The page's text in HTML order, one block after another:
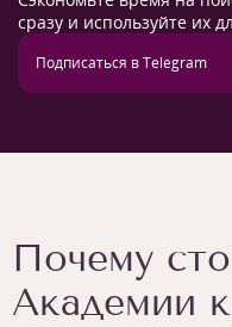
сразу и используйте их
Подписаться в Telegram
Почему
Академии